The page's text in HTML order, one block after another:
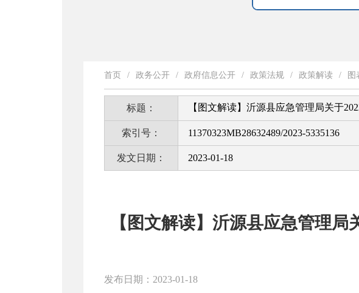
首页 / 政务公开 / 政府信息公开 / 政策法规 / 政策解读 / 图
标题： 【图文解读】沂源县应急管理局关于
索引号： 11370323MB28632489/2023-5335136
发文日期： 2023-01-18
【图文解读】沂源县应急管理
发布日期：2023-01-18